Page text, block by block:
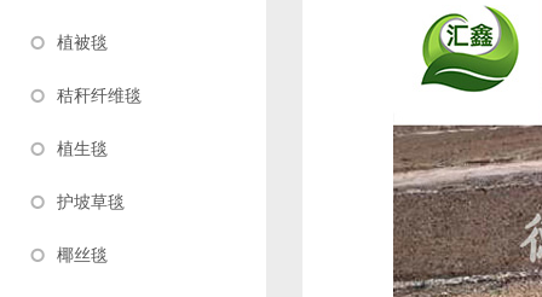
植被毯
秸秆纤维毯
植生毯
护坡草毯
椰丝毯